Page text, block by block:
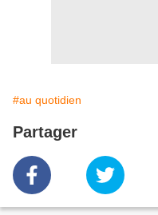
#au quotidien
Partager